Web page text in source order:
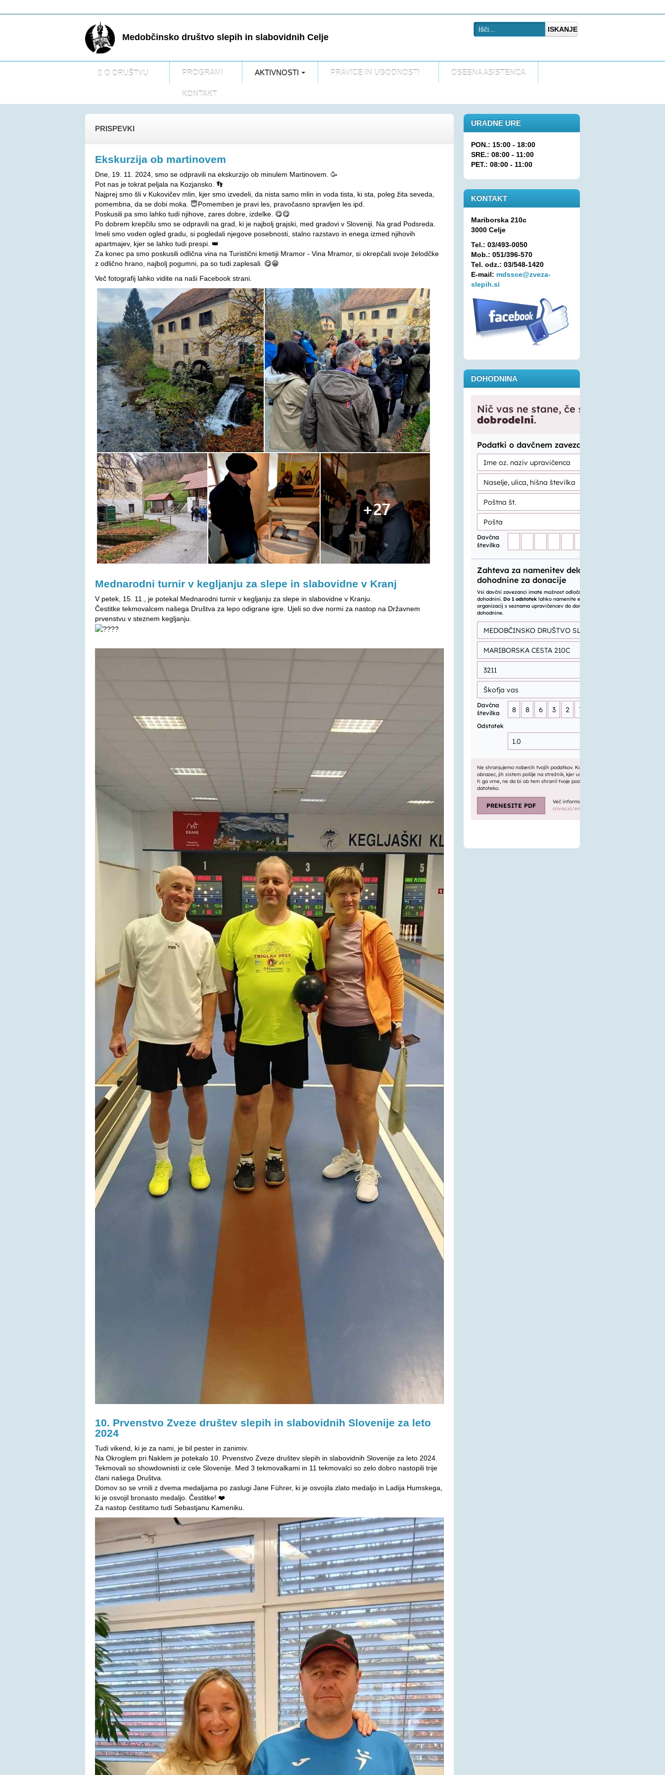
Medobčinsko društvo slepih in slabovidnih Celje
ISKANJE
O DRUŠTVU PROGRAMI AKTIVNOSTI PRAVICE IN UGODNOSTI OSEBNA ASISTENCA
KONTAKT
PRISPEVKI
Ekskurzija ob martinovem
Dne, 19. 11. 2024, smo se odpravili na ekskurzijo ob minulem Martinovem. 🥳
Pot nas je tokrat peljala na Kozjansko. 👣
Najprej smo šli v Kukovičev mlin, kjer smo izvedeli, da nista samo mlin in voda tista, ki sta, poleg žita seveda,
pomembna, da se dobi moka. 😇Pomemben je pravi les, pravočasno spravljen les ipd.
Poskusili pa smo lahko tudi njihove, zares dobre, izdelke. 😋😋
Po dobrem krepčilu smo se odpravili na grad, ki je najbolj grajski, med gradovi v Sloveniji. Na grad Podsreda.
Imeli smo voden ogled gradu, si pogledali njegove posebnosti, stalno razstavo in enega izmed njihovih
apartmajev, kjer se lahko tudi prespi. 👑
Za konec pa smo poskusili odlična vina na Turistični kmetiji Mramor - Vina Mramor, si okrepčali svoje želodčke
z odlično hrano, najbolj pogumni, pa so tudi zaplesali. 😋😁
Več fotografij lahko vidite na naši Facebook strani.
Mednarodni turnir v kegljanju za slepe in slabovidne v Kranj
V petek, 15. 11., je potekal Mednarodni turnir v kegljanju za slepe in slabovidne v Kranju.
Čestitke tekmovalcem našega Društva za lepo odigrane igre. Ujeli so dve normi za nastop na Državnem
prvenstvu v steznem kegljanju.
10. Prvenstvo Zveze društev slepih in slabovidnih Slovenije za leto
2024
Tudi vikend, ki je za nami, je bil pester in zanimiv.
Na Okroglem pri Naklem je potekalo 10. Prvenstvo Zveze društev slepih in slabovidnih Slovenije za leto 2024.
Tekmovali so showdownisti iz cele Slovenije. Med 3 tekmovalkami in 11 tekmovalci so zelo dobro nastopili trije
člani našega Društva.
Domov so se vrnili z dvema medaljama po zaslugi Jane Führer, ki je osvojila zlato medaljo in Ladija Humskega,
ki je osvojil bronasto medaljo. Čestitke! ❤️
Za nastop čestitamo tudi Sebastjanu Kameniku.
URADNE URE
PON.: 15:00 - 18:00
SRE.: 08:00 - 11:00
PET.: 08:00 - 11:00
KONTAKT
Mariborska 210c
3000 Celje
Tel.: 03/493-0050
Mob.: 051/396-570
Tel. odz.: 03/548-1420
E-mail: mdssce@zveza-
slepih.si
DOHODNINA